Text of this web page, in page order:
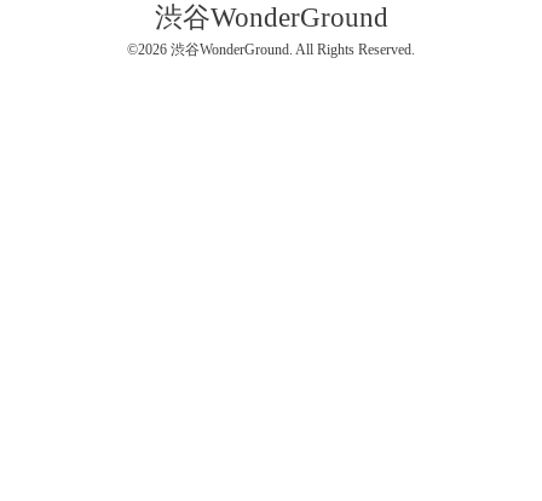
渋谷WonderGround
©2026 渋谷WonderGround. All Rights Reserved.